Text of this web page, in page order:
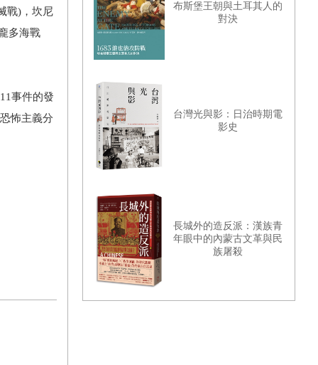
戰)，坎尼
多海戰
事件的發
怖主義分
布斯堡王朝與土耳其人的
對決
台灣光與影：日治時期電
影史
長城外的造反派：漢族青
年眼中的內蒙古文革與民
族屠殺